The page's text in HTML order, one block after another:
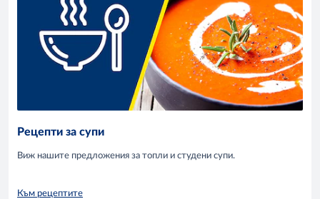
Рецепти за супи
Виж нашите предложения за топли и студени супи.
Към рецептите